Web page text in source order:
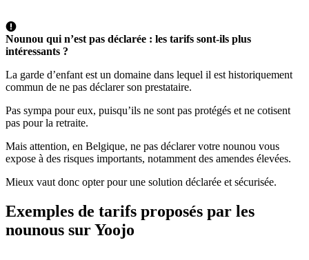
Nounou qui n’est pas déclarée : les tarifs sont-ils plus
intéressants ?
La garde d’enfant est un domaine dans lequel il est historiquement
commun de ne pas déclarer son prestataire.
Pas sympa pour eux, puisqu’ils ne sont pas protégés et ne cotisent
pas pour la retraite.
Mais attention, en Belgique, ne pas déclarer votre nounou vous
expose à des risques importants, notamment des amendes élevées.
Mieux vaut donc opter pour une solution déclarée et sécurisée.
Exemples de tarifs proposés par les
nounous sur Yoojo